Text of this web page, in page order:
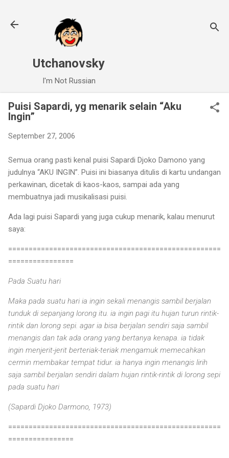
Utchanovsky
I'm Not Russian
Puisi Sapardi, yg menarik selain “Aku
Ingin”
September 27, 2006
Semua orang pasti kenal puisi Sapardi Djoko Damono yang
judulnya “AKU INGIN”. Puisi ini biasanya ditulis di kartu undangan
perkawinan, dicetak di kaos-kaos, sampai ada yang
membuatnya jadi musikalisasi puisi.
Ada lagi puisi Sapardi yang juga cukup menarik, kalau menurut
saya:
====================================================
================
Pada Suatu hari
Maka pada suatu hari ia ingin sekali menangis sambil berjalan
tunduk di sepanjang lorong itu. ia ingin pagi itu hujan turun rintik-
rintik dan lorong sepi. agar ia bisa berjalan sendiri saja sambil
menangis dan tak ada orang yang bertanya kenapa. ia tidak
ingin menjerit-jerit berteriak-teriak mengamuk memecahkan
cermin membakar tempat tidur. ia hanya ingin menangis lirih
saja sambil berjalan sendiri dalam hujan rintik-rintik di lorong sepi
pada suatu hari
(Sapardi Djoko Darmono, 1973)
====================================================
================